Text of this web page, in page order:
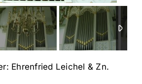
Ehrenfried Leichel & Zn.